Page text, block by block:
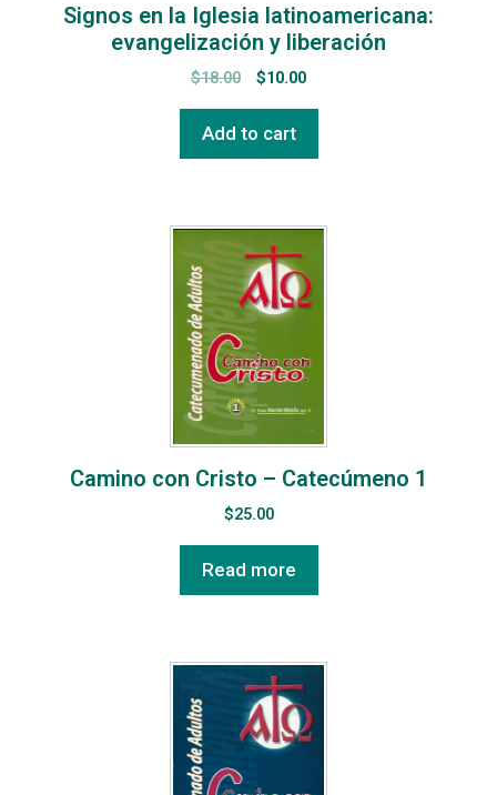
Signos en la Iglesia latinoamericana:
evangelización y liberación
$18.00 $10.00
Add to cart
Camino con Cristo – Catecúmeno 1
$25.00
Read more